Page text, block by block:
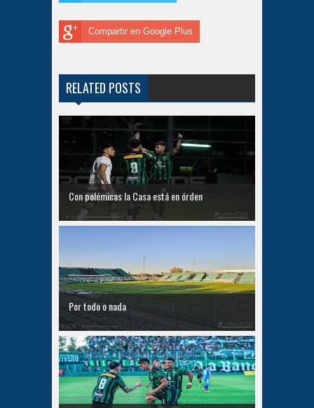
Compartir en Google Plus
RELATED POSTS
Con polémicas la Casa está en órden
Por todo o nada